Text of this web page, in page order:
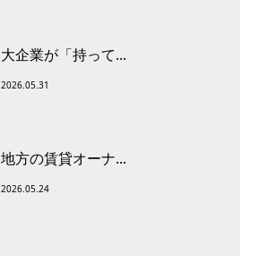
大企業が「持って...
2026.05.31
地方の賃貸オーナ...
2026.05.24